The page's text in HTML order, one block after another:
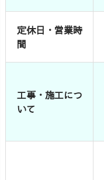
定休日・営業時
間
工事・施工につ
いて